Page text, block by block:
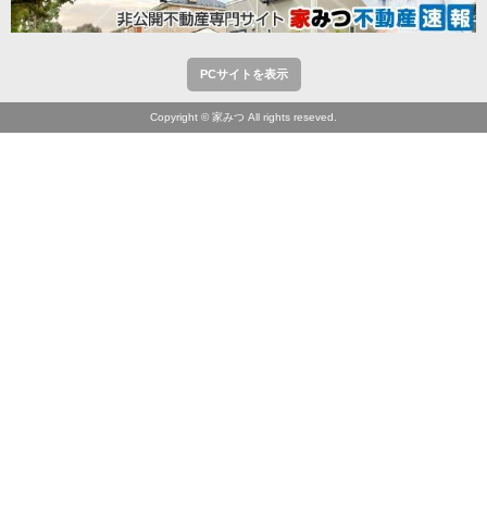
PCサイトを表示
Copyright © 家みつ All rights reseved.